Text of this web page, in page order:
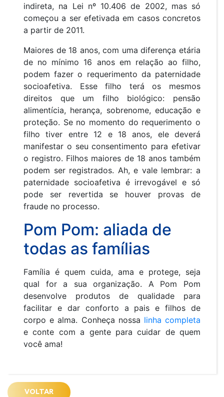
indireta, na Lei nº 10.406 de 2002, mas só
começou a ser efetivada em casos concretos
a partir de 2011.
Maiores de 18 anos, com uma diferença etária
de no mínimo 16 anos em relação ao filho,
podem fazer o requerimento da paternidade
socioafetiva. Esse filho terá os mesmos
direitos que um filho biológico: pensão
alimentícia, herança, sobrenome, educação e
proteção. Se no momento do requerimento o
filho tiver entre 12 e 18 anos, ele deverá
manifestar o seu consentimento para efetivar
o registro. Filhos maiores de 18 anos também
podem ser registrados. Ah, e vale lembrar: a
paternidade socioafetiva é irrevogável e só
pode ser revertida se houver provas de
fraude no processo.
Pom Pom: aliada de
todas as famílias
Família é quem cuida, ama e protege, seja
qual for a sua organização. A Pom Pom
desenvolve produtos de qualidade para
facilitar e dar conforto a pais e filhos de
corpo e alma. Conheça nossa linha completa
e conte com a gente para cuidar de quem
você ama!
VOLTAR